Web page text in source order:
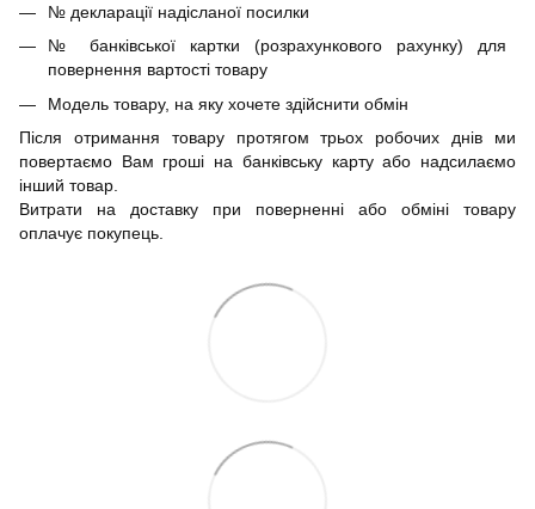
№ декларації надісланої посилки
№ банківської картки (розрахункового рахунку) для
повернення вартості товару
Модель товару, на яку хочете здійснити обмін
Після отримання товару протягом трьох робочих днів ми
повертаємо Вам гроші на банківську карту або надсилаємо
інший товар.
Витрати на доставку при поверненні або обміні товару
оплачує покупець.